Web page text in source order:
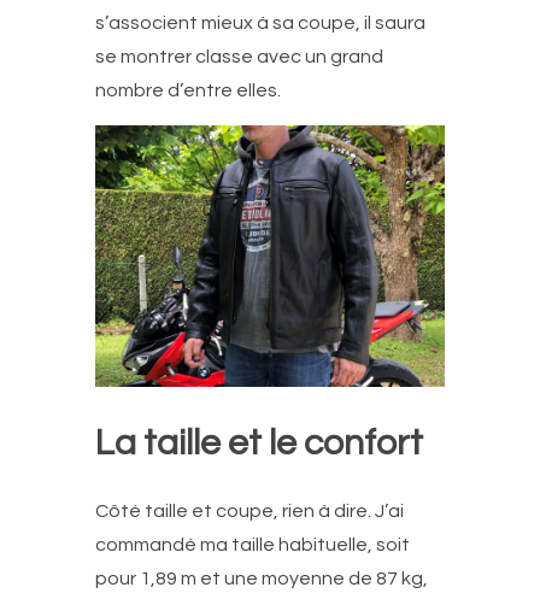
s’associent mieux à sa coupe, il saura
se montrer classe avec un grand
nombre d’entre elles.
La taille et le confort
Côté taille et coupe, rien à dire. J’ai
commandé ma taille habituelle, soit
pour 1,89 m et une moyenne de 87 kg,